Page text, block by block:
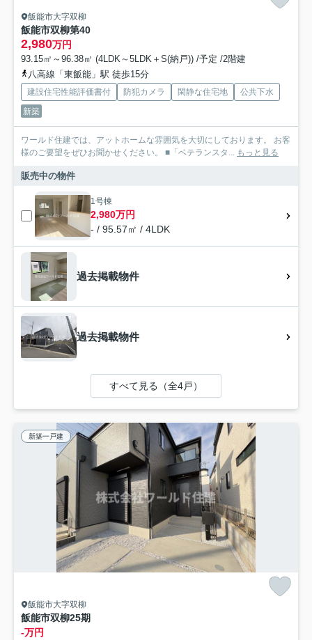
飯能市大字双柳
飯能市双柳第40
2,980万円
93.15㎡～96.38㎡ (4LDK～5LDK＋S(納戸)) /予定 /2階建
八高線「東飯能」駅 徒歩15分
建設住宅性能評価書付 防犯カメラ 閑静な住宅地
公共下水
新築
ワールド住建では、アットホームな雰囲気を大切にしております。 お客
様のご要望をぜひお聞かせください。 ■「ベテランスタ... もっと見る
販売中の物件
1号棟
2,980万円
- / 95.57㎡ / 4LDK
過去掲載物件
過去掲載物件
すべて見る（全4戸）
新築一戸建
飯能市大字双柳
飯能市双柳25期
-万円